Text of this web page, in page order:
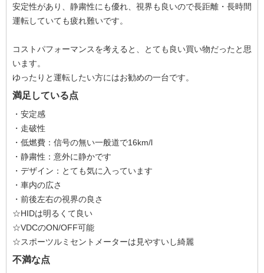
安定性があり、静粛性にも優れ、視界も良いので長距離・長時間
運転していても疲れ難いです。
コストパフォーマンスを考えると、とても良い買い物だったと思
います。
ゆったりと運転したい方にはお勧めの一台です。
満足している点
・安定感
・走破性
・低燃費：信号の無い一般道で16km/l
・静粛性：意外に静かです
・デザイン：とても気に入っています
・車内の広さ
・前後左右の視界の良さ
☆HIDは明るくて良い
☆VDCのON/OFF可能
☆スポーツルミセントメーターは見やすいし綺麗
不満な点